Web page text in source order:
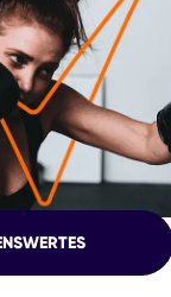
RUND